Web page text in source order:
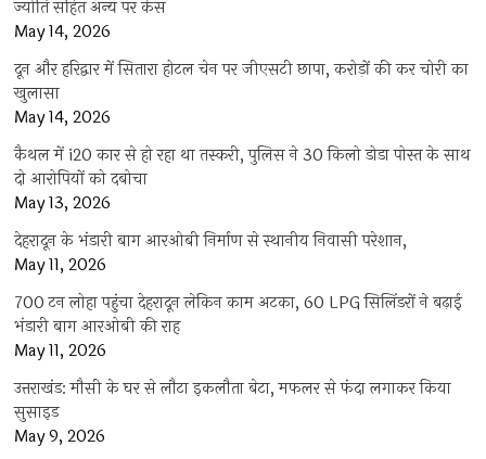
ज्योति सहित अन्य पर केस
May 14, 2026
दून और हरिद्वार में सितारा होटल चेन पर जीएसटी छापा, करोड़ों की कर चोरी का
खुलासा
May 14, 2026
कैथल में i20 कार से हो रहा था तस्करी, पुलिस ने 30 किलो डोडा पोस्त के साथ
दो आरोपियों को दबोचा
May 13, 2026
देहरादून के भंडारी बाग आरओबी निर्माण से स्थानीय निवासी परेशान,
May 11, 2026
700 टन लोहा पहुंचा देहरादून लेकिन काम अटका, 60 LPG सिलिंडरों ने बढ़ाई
भंडारी बाग आरओबी की राह
May 11, 2026
उत्तराखंड: मौसी के घर से लौटा इकलौता बेटा, मफलर से फंदा लगाकर किया
सुसाइड
May 9, 2026